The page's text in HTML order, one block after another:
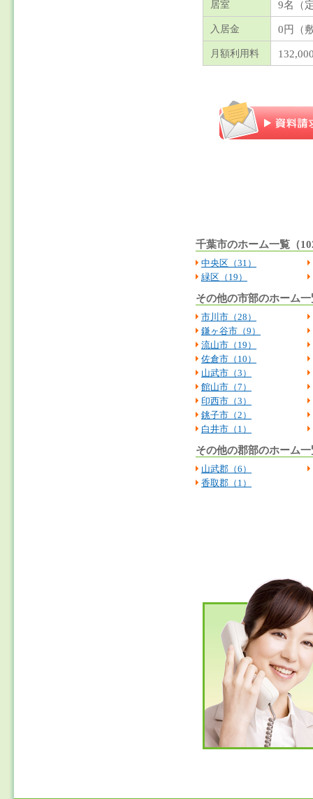
居室 9名（
入居金 0円（
月額利用料
千葉市のホーム一覧（
中央区（31）
緑区（19）
その他の市部のホーム
市川市（28）
鎌ヶ谷市（9）
流山市（19）
佐倉市（10）
山武市 （3）
館山市（7）
印西市（3）
銚子市（2）
白井市（1）
その他の郡部のホーム
山武郡（6）
香取郡（1）